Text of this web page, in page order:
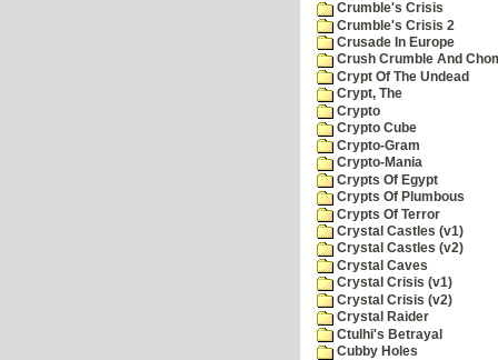
Crumble's Crisis
Crumble's Crisis 2
Crusade In Europe
Crush Crumble And
Crypt Of The Undead
Crypt, The
Crypto
Crypto Cube
Crypto-Gram
Crypto-Mania
Crypts Of Egypt
Crypts Of Plumbous
Crypts Of Terror
Crystal Castles (v1)
Crystal Castles (v2)
Crystal Caves
Crystal Crisis (v1)
Crystal Crisis (v2)
Crystal Raider
Ctulhi's Betrayal
Cubby Holes